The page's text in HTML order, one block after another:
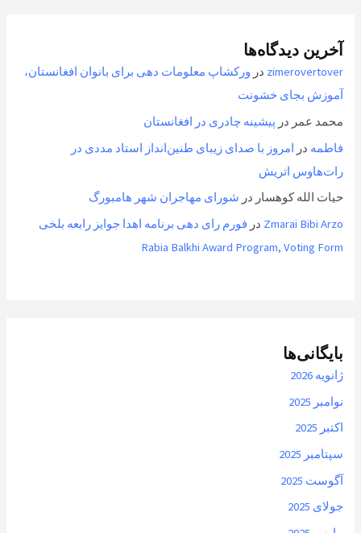
آخرین دیدگاه‌ها
zimerovertover در ورکشاپ معلومات دهی برای بانوان افغانستان،
آموزش بجای خشونت
محمد عمر در پیشینه چادری در افغانستان
فاطمه در امروز با صدای زیبای طنین‌انداز استاد مددی در
رات‌هاوس اتریش
حیات الله کوهسار در شورای مهاجران شهر هامبورگ
Zmarai Bibi Arzo در فورم رای دهی برنامه اهدا جوایز رابعه بلخی
Rabia Balkhi Award Program, Voting Form
بایگانی‌ها
ژانویه 2026
نوامبر 2025
اکتبر 2025
سپتامبر 2025
آگوست 2025
جولای 2025